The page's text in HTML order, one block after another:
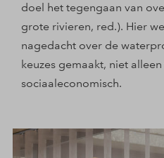
doel het tegengaan van
grote rivieren, red.). Hier
nagedacht over de
keuzes gemaakt, niet
sociaaleconomisch.